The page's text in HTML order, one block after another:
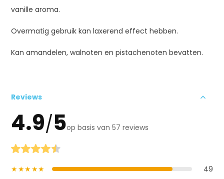
vanille aroma.
Overmatig gebruik kan laxerend effect hebben.
Kan amandelen, walnoten en pistachenoten bevatten.
Reviews
4.9/5op basis van 57 reviews
★★★★★
49